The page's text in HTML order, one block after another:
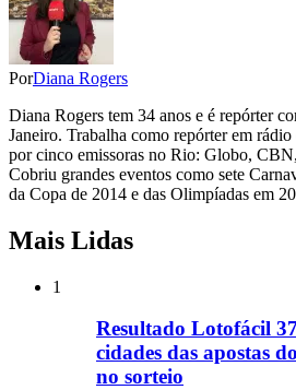
PorDiana Rogers
Diana Rogers tem 34 anos e é repórter
Janeiro. Trabalha como repórter em rádio
por cinco emissoras no Rio: Globo,
Cobriu grandes eventos como sete
da Copa de 2014 e das Olimpíadas em
Mais Lidas
1
Resultado Lotofácil
cidades das apostas
no sorteio